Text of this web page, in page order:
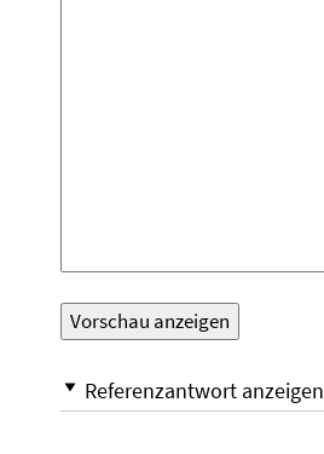
Referenzantwort anzeigen